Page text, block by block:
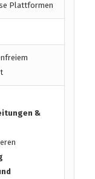
Plattformen
&